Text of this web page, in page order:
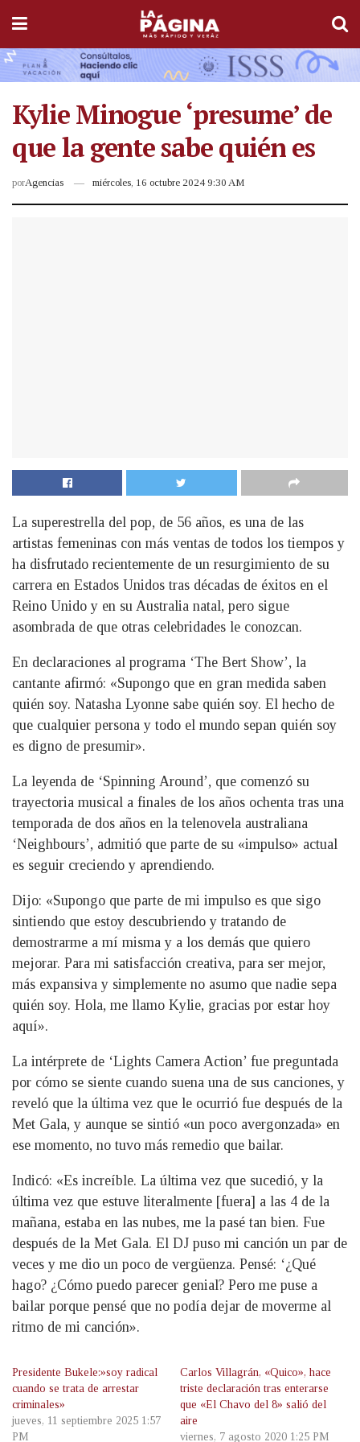
Kylie Minogue ‘presume’ de
que la gente sabe quién es
porAgencias miércoles, 16 octubre 2024 9:30 AM
La superestrella del pop, de 56 años, es una de las
artistas femeninas con más ventas de todos los tiempos y
ha disfrutado recientemente de un resurgimiento de su
carrera en Estados Unidos tras décadas de éxitos en el
Reino Unido y en su Australia natal, pero sigue
asombrada de que otras celebridades le conozcan.
En declaraciones al programa ‘The Bert Show’, la
cantante afirmó: «Supongo que en gran medida saben
quién soy. Natasha Lyonne sabe quién soy. El hecho de
que cualquier persona y todo el mundo sepan quién soy
es digno de presumir».
La leyenda de ‘Spinning Around’, que comenzó su
trayectoria musical a finales de los años ochenta tras una
temporada de dos años en la telenovela australiana
‘Neighbours’, admitió que parte de su «impulso» actual
es seguir creciendo y aprendiendo.
Dijo: «Supongo que parte de mi impulso es que sigo
sintiendo que estoy descubriendo y tratando de
demostrarme a mí misma y a los demás que quiero
mejorar. Para mi satisfacción creativa, para ser mejor,
más expansiva y simplemente no asumo que nadie sepa
quién soy. Hola, me llamo Kylie, gracias por estar hoy
aquí».
La intérprete de ‘Lights Camera Action’ fue preguntada
por cómo se siente cuando suena una de sus canciones, y
reveló que la última vez que le ocurrió fue después de la
Met Gala, y aunque se sintió «un poco avergonzada» en
ese momento, no tuvo más remedio que bailar.
Indicó: «Es increíble. La última vez que sucedió, y la
última vez que estuve literalmente [fuera] a las 4 de la
mañana, estaba en las nubes, me la pasé tan bien. Fue
después de la Met Gala. El DJ puso mi canción un par de
veces y me dio un poco de vergüenza. Pensé: ‘¿Qué
hago? ¿Cómo puedo parecer genial? Pero me puse a
bailar porque pensé que no podía dejar de moverme al
ritmo de mi canción».
Presidente Bukele:»soy radical
cuando se trata de arrestar
criminales»
jueves, 11 septiembre 2025 1:57
PM
Carlos Villagrán, «Quico», hace
triste declaración tras enterarse
que «El Chavo del 8» salió del
aire
viernes, 7 agosto 2020 1:25 PM